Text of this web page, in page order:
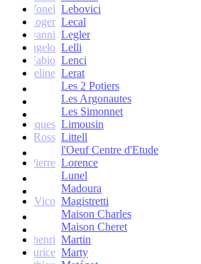
Yonel Lebovici
Roger Lecal
Giovanni Legler
Angelo Lelli
Fabio Lenci
Jacqueline Lerat
Les 2 Potiers
Les Argonautes
Les Simonnet
Jacques Limousin
Ross Littell
l'Oeuf Centre d'Etude
Jean-Pierre Lorence
Lunel
Madoura
Vico Magistretti
Maison Charles
Maison Cheret
henri Martin
Maurice Marty